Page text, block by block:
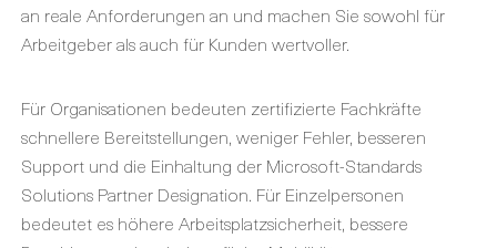
an reale Anforderungen an und machen Sie sowohl für
Arbeitgeber als auch für Kunden wertvoller.
Für Organisationen bedeuten zertifizierte Fachkräfte
schnellere Bereitstellungen, weniger Fehler, besseren
Support und die Einhaltung der Microsoft-Standards
Solutions Partner Designation. Für Einzelpersonen
bedeutet es höhere Arbeitsplatzsicherheit, bessere